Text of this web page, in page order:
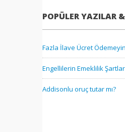
POPÜLER YAZILAR
Fazla İlave Ücret
Engellilerin Emeklilik
Addisonlu oruç tutar mı?